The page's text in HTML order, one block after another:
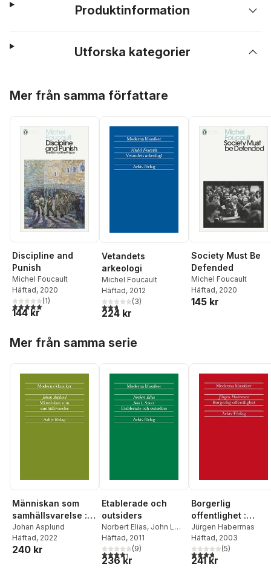
Produktinformation
Utforska kategorier
Mer från samma författare
Discipline and
Punish
Michel Foucault
Häftad, 2020
5,0utav 5 stjärnor. Totalt antal röster:
(1)
144 kr
Vetandets
arkeologi
Michel Foucault
Häftad, 2012
2,7utav 5 stjärnor. Totalt antal röster:
(3)
224 kr
Society Must Be
Defended
Michel Foucault
Häftad, 2020
145 kr
Mer från samma serie
Människan som
samhällsvarelse :
tid, rum, individ och
kollektiv
Johan Asplund
Häftad, 2022
240 kr
Etablerade och
outsiders
Norbert Elias, John L
Scotson
Häftad, 2011
4,3utav 5 stjärnor. Totalt antal röster:
(9)
236 kr
Borgerlig
offentlighet :
kategorierna
"privat" och
"offentligt" i det
moder
Jürgen Habermas
Häftad, 2003
3,8utav 5 stjärnor.
(5)
241 kr